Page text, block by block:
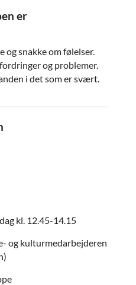
er
og snakke om følelser.
og problemer.
i det som er svært.
kl. 12.45-14.15
og kulturmedarbejderen